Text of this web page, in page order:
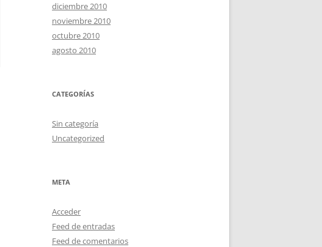
diciembre 2010
noviembre 2010
octubre 2010
agosto 2010
CATEGORÍAS
Sin categoría
Uncategorized
META
Acceder
Feed de entradas
Feed de comentarios